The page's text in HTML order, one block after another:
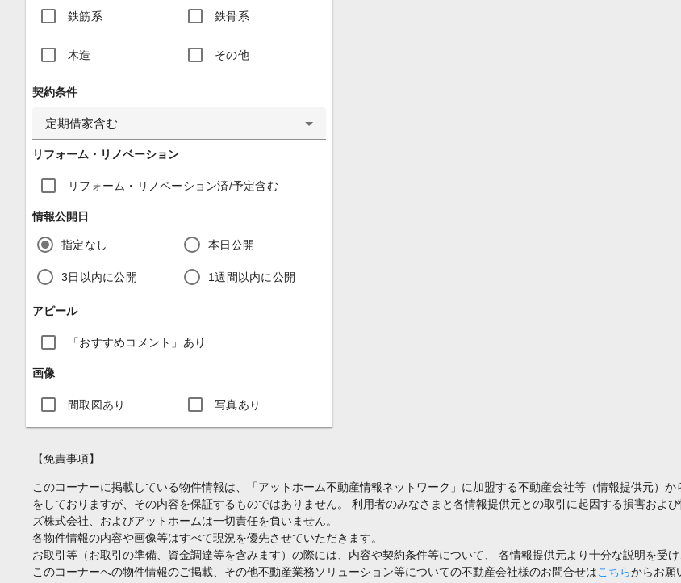
鉄筋系 鉄骨系
木造 その他
契約条件
定期借家含む
リフォーム・リノベーション
リフォーム・リノベーション済/予定含む
情報公開日
指定なし 本日公開
3日以内に公開 1週間以内に公開
アピール
「おすすめコメント」あり
画像
間取図あり 写真あり
【免責事項】
このコーナーに掲載している物件情報は、「アットホーム不動産情報ネットワーク」に加盟する不動産会社等（情報提供元）
をしておりますが、その内容を保証するものではありません。 利用者のみなさまと各情報提供元との取引に起因する損害およ
ズ株式会社、およびアットホームは一切責任を負いません。
各物件情報の内容や画像等はすべて現況を優先させていただきます。
お取引等（お取引の準備、資金調達等を含みます）の際には、内容や契約条件等について、 各情報提供元より十分な説明を受
このコーナーへの物件情報のご掲載、その他不動産業務ソリューション等についての不動産会社様のお問合せはこちらからお願